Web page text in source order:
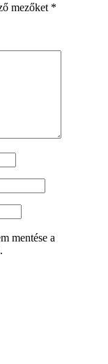
mezőket *
mentése a